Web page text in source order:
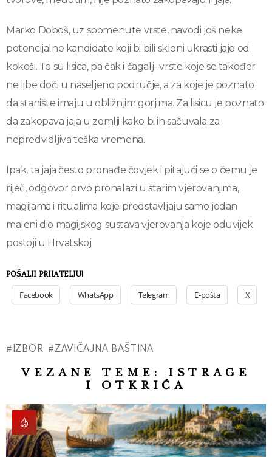
Marko Doboš, uz spomenute vrste, navodi još neke
potencijalne kandidate koji bi bili skloni ukrasti jaje od
kokoši. To su lisica, pa čak i čagalj- vrste koje se također
ne libe doći u naseljeno područje, a za koje je poznato
da stanište imaju u obližnjim gorjima. Za lisicu je poznato
da zakopava jaja u zemlji kako bi ih sačuvala za
nepredvidljiva teška vremena.
Ipak, ta jaja često pronađe čovjek i pitajući se o čemu je
riječ, odgovor prvo pronalazi u starim vjerovanjima,
magijama i ritualima koje predstavljaju samo jedan
maleni dio magijskog sustava vjerovanja koje oduvijek
postoji u Hrvatskoj.
POŠALJI PRIJATELJU!
Facebook WhatsApp Telegram E-pošta X
IZBOR ZAVIČAJNA BAŠTINA
VEZANE TEME: ISTRAGE
I OTKRIĆA